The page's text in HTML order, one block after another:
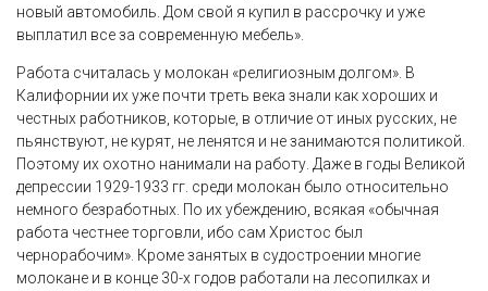
новый автомобиль. Дом свой я купил в рассрочку и уже
выплатил все за современную мебель».
Работа считалась у молокан «религиозным долгом». В
Калифорнии их уже почти треть века знали как хороших и
честных работников, которые, в отличие от иных русских, не
пьянствуют, не курят, не ленятся и не занимаются политикой.
Поэтому их охотно нанимали на работу. Даже в годы Великой
депрессии 1929-1933 гг. среди молокан было относительно
немного безработных. По их убеждению, всякая «обычная
работа честнее торговли, ибо сам Христос был
чернорабочим». Кроме занятых в судостроении многие
молокане и в конце 30-х годов работали на лесопилках и